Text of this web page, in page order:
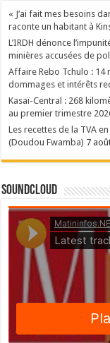
« J’ai fait mes besoins
raconte un habitant à
L’IRDH dénonce
minières accusées de
Affaire Rebo Tchulo : 14
dommages et intérêts
Kasaï-Central : 268
au premier trimestre
Les recettes de la TVA
(Doudou Fwamba) 7
SoundCloud